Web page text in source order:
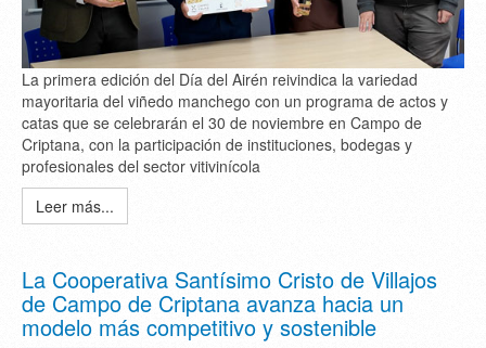
La primera edición del Día del Airén reivindica la variedad
mayoritaria del viñedo manchego con un programa de actos y
catas que se celebrarán el 30 de noviembre en Campo de
Criptana, con la participación de instituciones, bodegas y
profesionales del sector vitivinícola
Leer más...
La Cooperativa Santísimo Cristo de Villajos
de Campo de Criptana avanza hacia un
modelo más competitivo y sostenible